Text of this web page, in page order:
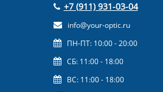
+7 (911) 931-03-04
info@your-optic.ru
ПН-ПТ: 10:00 - 20:00
СБ: 11:00 - 18:00
ВС: 11:00 - 18:00